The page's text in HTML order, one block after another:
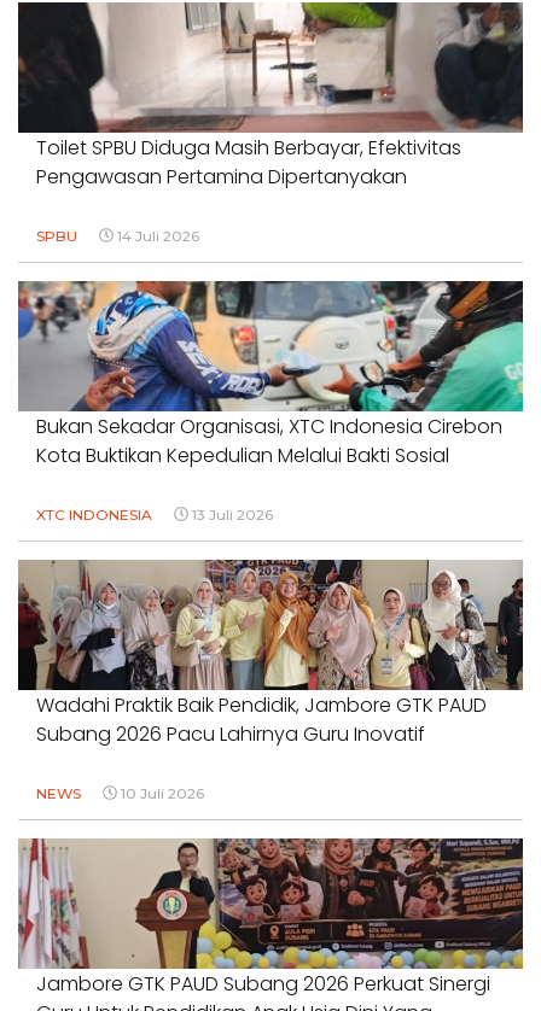
Toilet SPBU Diduga Masih Berbayar, Efektivitas
Pengawasan Pertamina Dipertanyakan
SPBU 14 Juli 2026
Bukan Sekadar Organisasi, XTC Indonesia Cirebon
Kota Buktikan Kepedulian Melalui Bakti Sosial
XTC INDONESIA 13 Juli 2026
Wadahi Praktik Baik Pendidik, Jambore GTK PAUD
Subang 2026 Pacu Lahirnya Guru Inovatif
NEWS 10 Juli 2026
Jambore GTK PAUD Subang 2026 Perkuat Sinergi